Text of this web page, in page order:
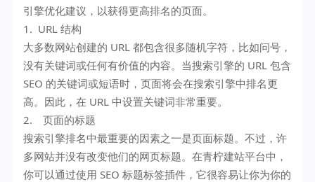
引擎优化建议，以获得更高排名的页面。
1. URL 结构
大多数网站创建的 URL 都包含很多随机字符，比如问号，
没有关键词或任何有价值的内容。当搜索引擎的 URL 包含
SEO 的关键词或短语时，页面将会在搜索引擎中排名更
高。因此，在 URL 中设置关键词非常重要。
2. 页面的标题
搜索引擎排名中最重要的因素之一是页面标题。不过，许
多网站并没有改变他们的网页标题。在青柠建站平台中，
你可以通过使用 SEO 标题标签插件，它很容易让你为你的